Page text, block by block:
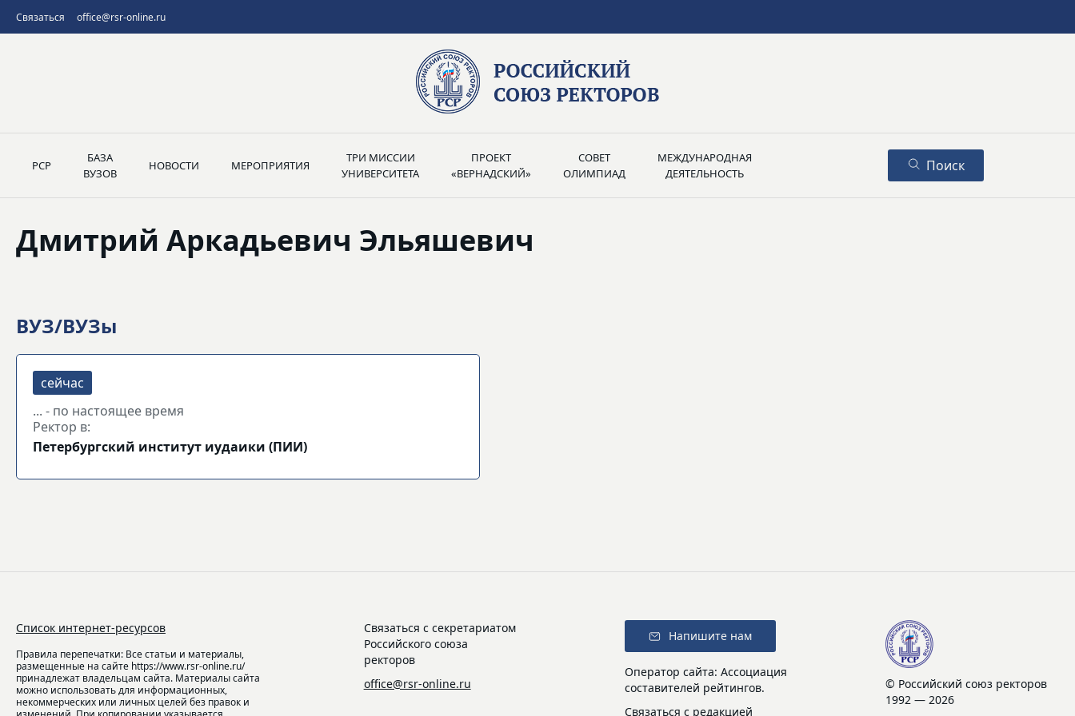
Связаться office@rsr-online.ru
РСР
БАЗА
ВУЗОВ
НОВОСТИ МЕРОПРИЯТИЯ
ТРИ МИССИИ
УНИВЕРСИТЕТА
ПРОЕКТ
«ВЕРНАДСКИЙ»
СОВЕТ
ОЛИМПИАД
МЕЖДУНАРОДНАЯ
ДЕЯТЕЛЬНОСТЬ
Поиск
Дмитрий Аркадьевич Эльяшевич
ВУЗ/ВУЗы
... - по настоящее время
Ректор в:
Петербургский институт иудаики (ПИИ)
Список интернет-ресурсов
Правила перепечатки: Все статьи и материалы,
размещенные на сайте https://www.rsr-online.ru/
принадлежат владельцам сайта. Материалы сайта
можно использовать для информационных,
некоммерческих или личных целей без правок и
Связаться с секретариатом
Российского союза
ректоров
office@rsr-online.ru
Напишите нам
Оператор сайта: Ассоциация
составителей рейтингов.
Связаться с редакцией
© Российский союз ректоров
1992 — 2026